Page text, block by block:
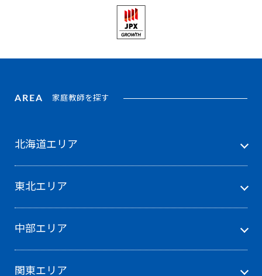
AREA 家庭教師を探す
北海道エリア
東北エリア
中部エリア
関東エリア